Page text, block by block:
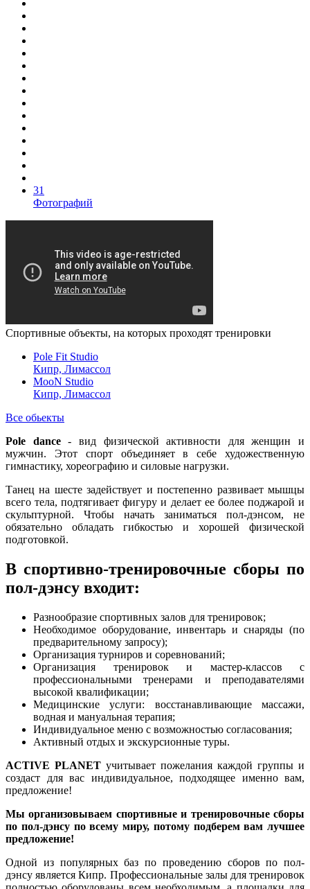
31
Фотографий
Спортивные объекты, на которых проходят тренировки
Pole Fit Studio
Кипр, Лимассол
MooN Studio
Кипр, Лимассол
Все обьекты
Pole dance- вид физической активности для женщин и
мужчин. Этот спорт объединяет в себе художественную
гимнастику, хореографию и силовые нагрузки.
Танец на шесте задействует и постепенно развивает мышцы
всего тела, подтягивает фигуру и делает ее более поджарой и
скульптурной. Чтобы начать заниматься пол-дэнсом, не
обязательно обладать гибкостью и хорошей физической
подготовкой.
В спортивно-тренировочные сборы по
пол-дэнсу входит:
Разнообразие спортивных залов для тренировок;
Необходимое оборудование, инвентарь и снаряды (по
предварительному запросу);
Организация турниров и соревнований;
Организация тренировок и мастер-классов с
профессиональными тренерами и преподавателями
высокой квалификации;
Медицинские услуги: восстанавливающие массажи,
водная и мануальная терапия;
Индивидуальное меню с возможностью согласования;
Активный отдых и экскурсионные туры.
ACTIVE PLANET учитывает пожелания каждой группы и
создаст для вас индивидуальное, подходящее именно вам,
предложение!
Мы организовываем спортивные и тренировочные сборы
по пол-дэнсу по всему миру, потому подберем вам лучшее
предложение!
Одной из популярных баз по проведению сборов по пол-
дэнсу является Кипр. Профессиональные залы для тренировок